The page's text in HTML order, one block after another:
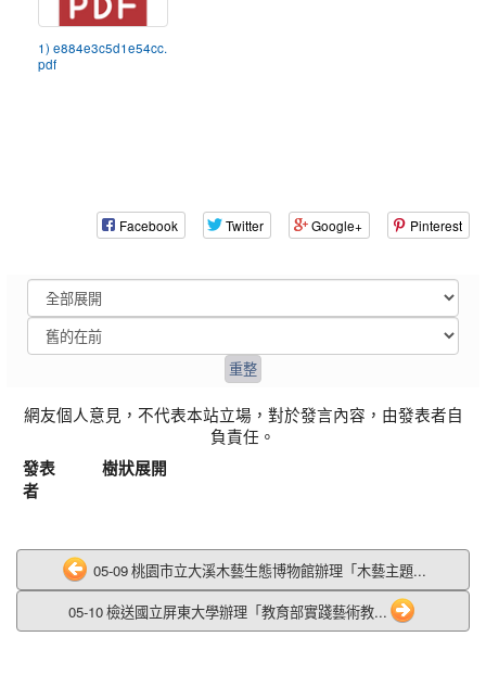
1) e884e3c5d1e54cc.
pdf
Facebook Twitter Google+ Pinterest
網友個人意見，不代表本站立場，對於發言內容，由發表者自
負責任。
發表
者
樹狀展開
05-09 桃園市立大溪木藝生態博物館辦理「木藝主題...
05-10 檢送國立屏東大學辦理「教育部實踐藝術教...